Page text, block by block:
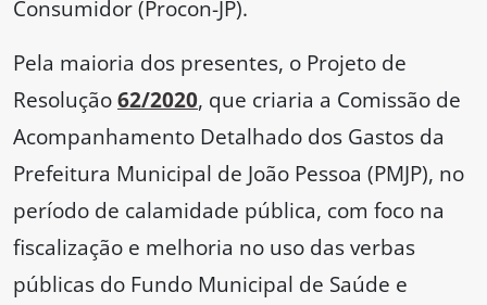
Consumidor (Procon-JP).
Pela maioria dos presentes, o Projeto de
Resolução62/2020, que criaria a Comissão de
Acompanhamento Detalhado dos Gastos da
Prefeitura Municipal de João Pessoa (PMJP), no
período de calamidade pública, com foco na
fiscalização e melhoria no uso das verbas
públicas do Fundo Municipal de Saúde e